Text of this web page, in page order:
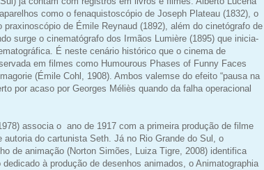
como o fenaquistoscópio de Joseph Plateau (1832), o
de Émile Reynaud (1892), além do cinetógrafo de
surge o cinematógrafo dos Irmãos Lumière (1895) que inicia-
É neste cenário histórico que o cinema de
em filmes como Humourous Phases of Funny Faces
(Émile Cohl, 1908). Ambos valemse do efeito “pausa na
por acaso por Georges Méliès quando da falha operacional
associa o ano de 1917 com a primeira produção de filme
do cartunista Seth. Já no Rio Grande do Sul, o
de animação (Norton Simões, Luiza Tigre, 2008) identifica
à produção de desenhos animados, o Animatographia